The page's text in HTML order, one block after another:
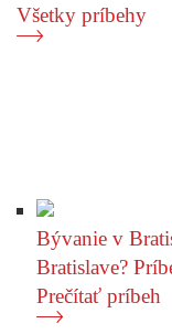
Všetky príbehy
Bývanie v
Bratislave?
Prečítať príbeh